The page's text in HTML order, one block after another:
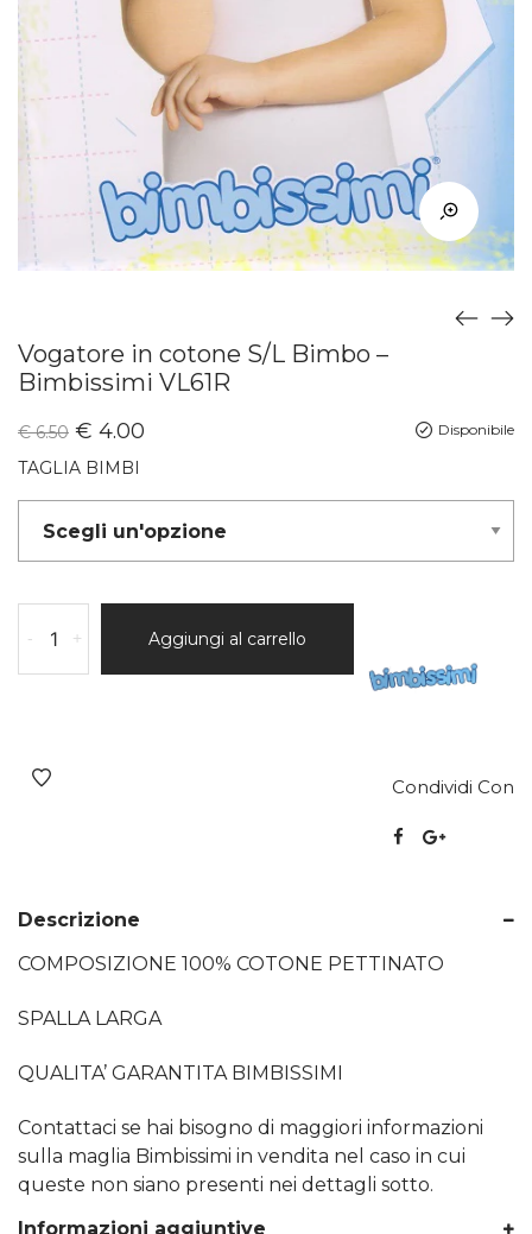
Vogatore in cotone S/L Bimbo –
Bimbissimi VL61R
Disponibile
€6.50 € 4.00
TAGLIA BIMBI
- + Aggiungi al carrello
Condividi Con
Descrizione
COMPOSIZIONE 100% COTONE PETTINATO
SPALLA LARGA
QUALITA’ GARANTITA BIMBISSIMI
Contattaci se hai bisogno di maggiori informazioni
sulla maglia Bimbissimi in vendita nel caso in cui
queste non siano presenti nei dettagli sotto.
Informazioni aggiuntive